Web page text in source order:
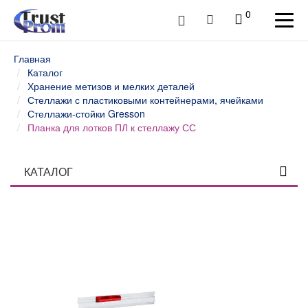
0
Главная
Каталог
Хранение метизов и мелких деталей
Стеллажи с пластиковыми контейнерами, ячейками
Стеллажи-стойки Gresson
Планка для лотков ПЛ к стеллажу СС
КАТАЛОГ
Тумбы, шкафы и тележки диагностические /